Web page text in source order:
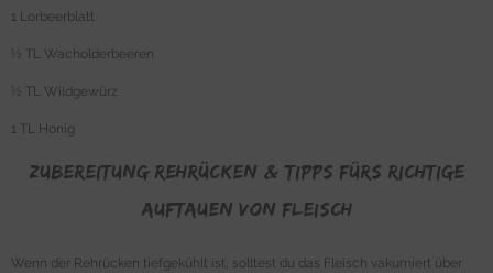
1 Lorbeerblatt
½ TL Wacholderbeeren
½ TL Wildgewürz
1 TL Honig
Zubereitung Rehrücken & Tipps fürs richtige
Auftauen von Fleisch
Wenn der Rehrücken tiefgekühlt ist, solltest du das Fleisch vakumiert über